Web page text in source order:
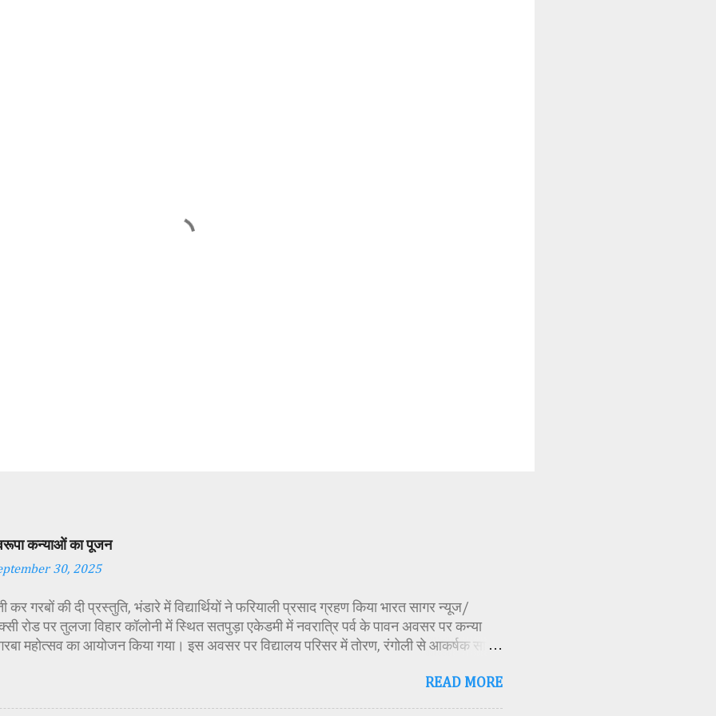
कन्याओं का पूजन
30, 2025
कर गरबों की दी प्रस्तुति, भंडारे में विद्यार्थियों ने फरियाली प्रसाद ग्रहण किया भारत सागर न्यूज/
रोड पर तुलजा विहार कॉलोनी में स्थित सतपुड़ा एकेडमी में नवरात्रि पर्व के पावन अवसर पर कन्या
महोत्सव का आयोजन किया गया। इस अवसर पर विद्यालय परिसर में तोरण, रंगोली से आकर्षक साज-
पॉलिटेक्निक कॉलेज प्राचार्य डा. सोनल भाटी, वैभव विहार शिक्षा समिति अध्यक्ष एवं भाजपा जिला
READ MORE